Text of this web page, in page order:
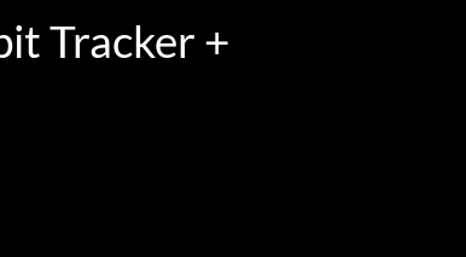
Tracker +